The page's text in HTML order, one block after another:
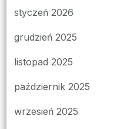
styczeń 2026
grudzień 2025
listopad 2025
październik 2025
wrzesień 2025